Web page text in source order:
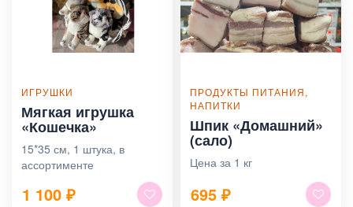
ИГРУШКИ
Мягкая игрушка
«Кошечка»
15*35 см, 1 штука, в
ассортименте
1 100 ₽
ПРОДУКТЫ ПИТАНИЯ,
НАПИТКИ
Шпик «Домашний»
(сало)
Цена за 1 кг
695 ₽